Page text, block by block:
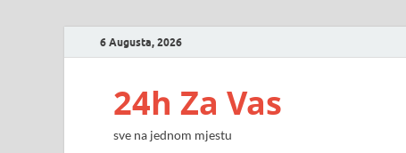
6 Augusta, 2026
24h Za Vas
sve na jednom mjestu